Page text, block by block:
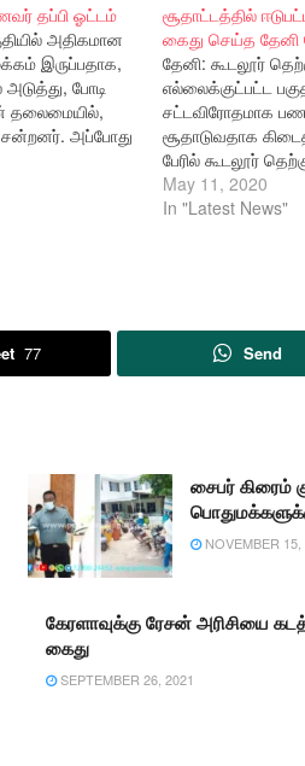
தப்பி ஓட்டம்
அதிகமான
இருப்பதாக,
போடி
தலைமையில்,
அப்போது
கிடைத்த
100 கிராம்
அழைத்துச்
சூதாட்டத்தில்
கைது செய்த தேனி
தேனி: கூடலூர்
எல்லைக்குட்பட்ட
சட்டவிரோதமாக
சூதாடுவதாக
பேரில் கூடலூர்
போலீசார்கள்
சூதாட்டத்தில்
May 11, 2020
In "Latest News"
77 Send
சைபர் கிரைம்
NOVEMBER 15,
கேரளாவுக்கு ரேசன் அரிசியை
கைது
SEPTEMBER 26, 2021